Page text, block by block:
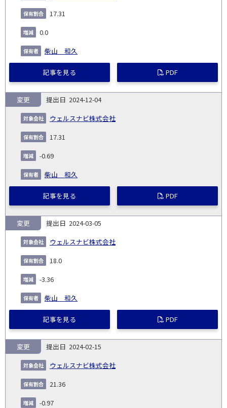
17.31
0.0
柴山 和久
記事を見る PDF
2024-12-04
ウェルスナビ株式会社
変更
17.31
-0.69
柴山 和久
記事を見る PDF
2024-03-05
ウェルスナビ株式会社
変更
18.0
-3.36
柴山 和久
記事を見る PDF
2024-02-15
ウェルスナビ株式会社
変更
21.36
-0.97